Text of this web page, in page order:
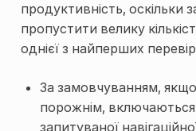
продуктивність, оскільки
пропустити велику
однієї з найперших
За замовчуванням,
порожнім, включаються
запитуваної